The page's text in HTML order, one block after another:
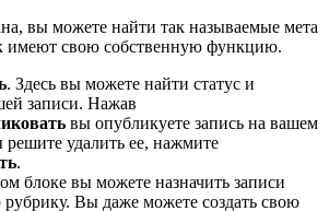
вы можете найти так называемые мета
имеют свою собственную функцию.
. Здесь вы можете найти статус и
записи. Нажав
вы опубликуете запись на вашем
решите удалить ее, нажмите
.
блоке вы можете назначить записи
Вы даже можете создать свою